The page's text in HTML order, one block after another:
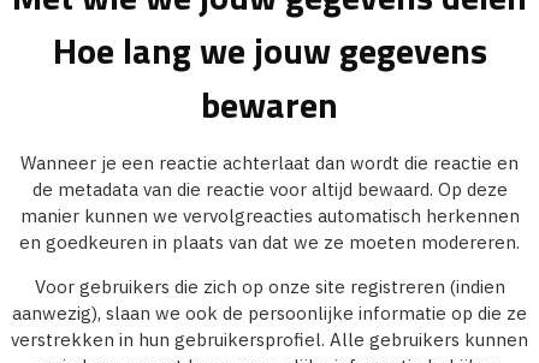
Hoe lang we jouw gegevens
bewaren
Wanneer je een reactie achterlaat dan wordt die reactie en
de metadata van die reactie voor altijd bewaard. Op deze
manier kunnen we vervolgreacties automatisch herkennen
en goedkeuren in plaats van dat we ze moeten modereren.
Voor gebruikers die zich op onze site registreren (indien
aanwezig), slaan we ook de persoonlijke informatie op die ze
verstrekken in hun gebruikersprofiel. Alle gebruikers kunnen